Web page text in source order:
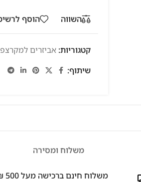
השווה הוסף
קטגוריות: אביזרים
שיתוף:
משלוח ומסירה
משלוח חינם ברכישה מעל 500 ₪